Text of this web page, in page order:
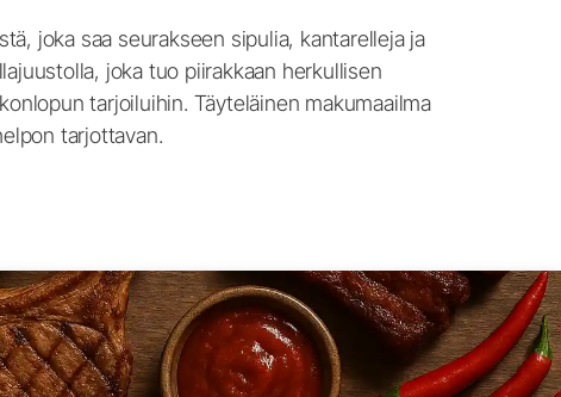
joka saa seurakseen sipulia, kantarelleja ja
joka tuo piirakkaan herkullisen
tarjoiluihin. Täyteläinen makumaailma
tarjottavan.